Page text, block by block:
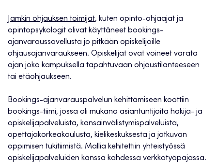
Jamkin ohjauksen toimijat, kuten opinto-ohjaajat ja
opintopsykologit olivat käyttäneet bookings-
ajanvaraussovellusta jo pitkään opiskelijoille
ohjausajanvaraukseen. Opiskelijat ovat voineet varata
ajan joko kampuksella tapahtuvaan ohjaustilanteeseen
tai etäohjaukseen.
Bookings-ajanvarauspalvelun kehittämiseen koottiin
bookings-tiimi, jossa oli mukana asiantuntijoita hakija- ja
opiskelijapalveluista, kansainvälistymispalveluista,
opettajakorkeakoulusta, kielikeskuksesta ja jatkuvan
oppimisen tukitiimistä. Mallia kehitettiin yhteistyössä
opiskelijapalveluiden kanssa kahdessa verkkotyöpajassa.